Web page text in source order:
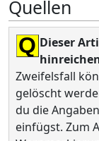
Quellen
Q Dieser
Zweifelsfall
gelöscht
du die
einfügst. Zum